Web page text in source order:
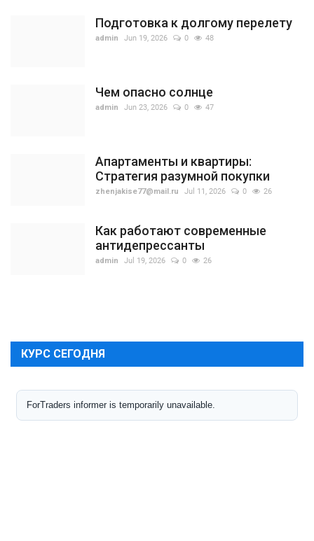
Подготовка к долгому перелету
admin Jun 19, 2026 0 48
Чем опасно солнце
admin Jun 23, 2026 0 47
Апартаменты и квартиры:
Стратегия разумной покупки
zhenjakise77@mail.ru Jul 11, 2026 0 26
Как работают современные
антидепрессанты
admin Jul 19, 2026 0 26
КУРС СЕГОДНЯ